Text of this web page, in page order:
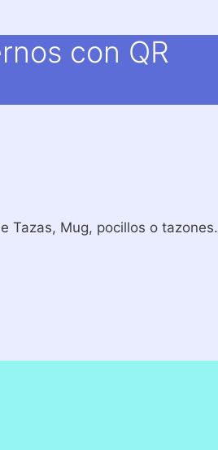
con QR
Tazas, Mug, pocillos o tazones.